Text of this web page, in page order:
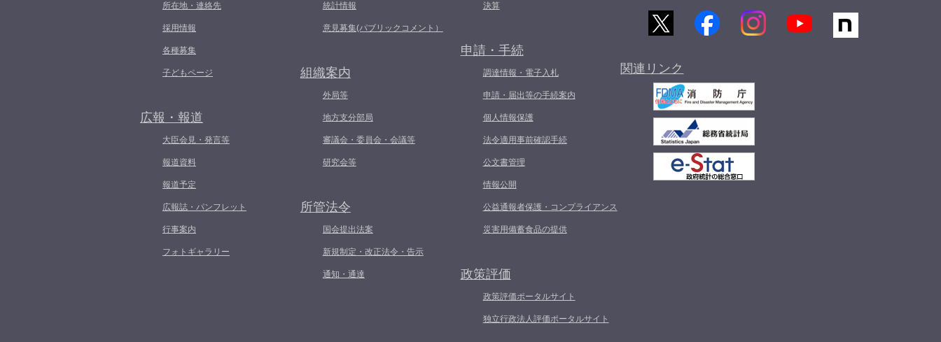
所在地・連絡先
採用情報
各種募集
子どもページ
広報・報道
大臣会見・発言等
報道資料
報道予定
広報誌・パンフレット
行事案内
フォトギャラリー
統計情報
意見募集(パブリックコメント）
組織案内
外局等
地方支分部局
審議会・委員会・会議等
研究会等
所管法令
国会提出法案
新規制定・改正法令・告示
通知・通達
決算
申請・手続
調達情報・電子入札
申請・届出等の手続案内
個人情報保護
法令適用事前確認手続
公文書管理
情報公開
公益通報者保護・コンプライアンス
災害用備蓄食品の提供
政策評価
政策評価ポータルサイト
独立行政法人評価ポータルサイト
関連リンク